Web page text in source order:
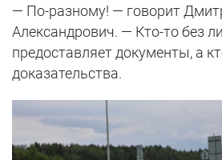
— По-разному! — говорит
Александрович. — Кто-то без
предоставляет документы, а
доказательства.